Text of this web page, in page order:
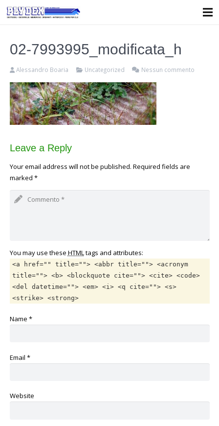
02-7993995_modificata_h
Alessandro Boaria Uncategorized Nessun commento
Leave a Reply
Your email address will not be published. Required fields are
marked *
You may use these HTMLtags and attributes:
<a href="" title=""> <abbr title=""> <acronym
title=""> <b> <blockquote cite=""> <cite> <code>
<del datetime=""> <em> <i> <q cite=""> <s>
<strike> <strong>
Name *
Email *
Website